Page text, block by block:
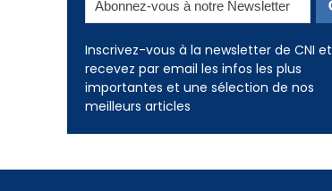
Inscrivez-vous à la newsletter de CNI et
recevez par email les infos les plus
importantes et une sélection de nos
meilleurs articles